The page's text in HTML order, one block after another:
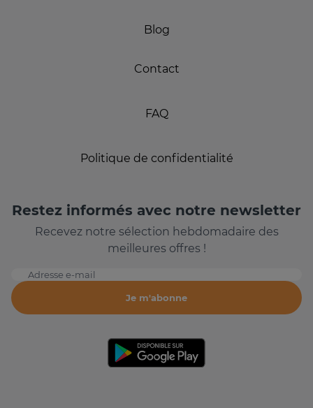
Blog
Contact
FAQ
Politique de confidentialité
Restez informés avec notre newsletter
Recevez notre sélection hebdomadaire des
meilleures offres !
Adresse e-mail
Je m'abonne